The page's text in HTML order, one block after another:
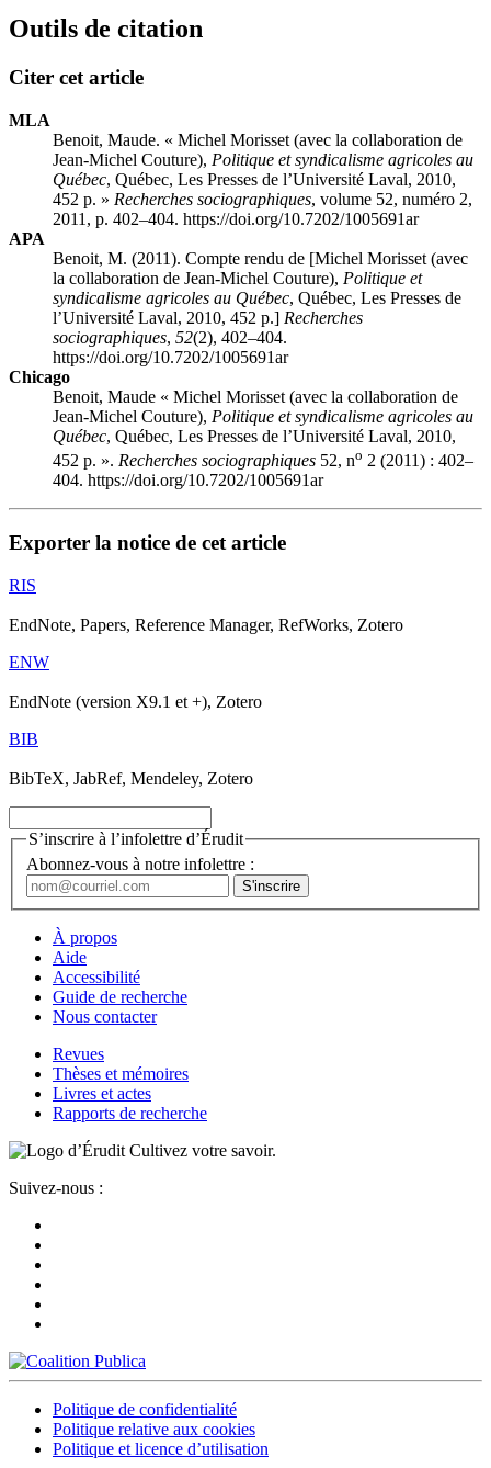
Outils de citation
Citer cet article
MLA
Benoit, Maude. « Michel Morisset (avec la collaboration de
Jean-Michel Couture), Politique et syndicalisme agricoles au
Québec, Québec, Les Presses de l’Université Laval, 2010,
452 p. » Recherches sociographiques, volume 52, numéro 2,
2011, p. 402–404. https://doi.org/10.7202/1005691ar
APA
Benoit, M. (2011). Compte rendu de [Michel Morisset (avec
la collaboration de Jean-Michel Couture), Politique et
syndicalisme agricoles au Québec, Québec, Les Presses de
l’Université Laval, 2010, 452 p.] Recherches
sociographiques, 52(2), 402–404.
https://doi.org/10.7202/1005691ar
Chicago
Benoit, Maude « Michel Morisset (avec la collaboration de
Jean-Michel Couture), Politique et syndicalisme agricoles au
Québec, Québec, Les Presses de l’Université Laval, 2010,
452 p. ». Recherches sociographiques 52, no 2 (2011) : 402–
404. https://doi.org/10.7202/1005691ar
Exporter la notice de cet article
RIS
EndNote, Papers, Reference Manager, RefWorks, Zotero
ENW
EndNote (version X9.1 et +), Zotero
BIB
BibTeX, JabRef, Mendeley, Zotero
S’inscrire à l’infolettre d’Érudit
Abonnez-vous à notre infolettre :
À propos
Aide
Accessibilité
Guide de recherche
Nous contacter
Revues
Thèses et mémoires
Livres et actes
Rapports de recherche
Cultivez votre savoir.
Suivez-nous :
Politique de confidentialité
Politique relative aux cookies
Politique et licence d’utilisation